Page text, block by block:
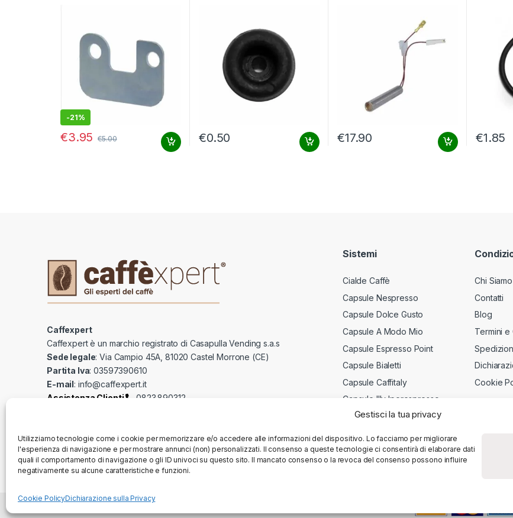
Gestisci la tua privacy
Utilizziamo tecnologie come i cookie per memorizzare e/o accedere alle informazioni del dispositivo. Lo facciamo per migliorare
l'esperienza di navigazione e per mostrare annunci (non) personalizzati. Il consenso a queste tecnologie ci consentirà di elaborare dati
quali il comportamento di navigazione o gli ID univoci su questo sito. Il mancato consenso o la revoca del consenso possono influire
negativamente su alcune caratteristiche e funzioni.
Cookie PolicyDichiarazione sulla Privacy
-21%
€3.95 €5.00 €0.50 €17.90 €1.85
Caffexpert
Caffexpert è un marchio registrato di Casapulla Vending s.a.s
Sede legale: Via Campio 45A, 81020 Castel Morrone (CE)
Partita Iva: 03597390610
E-mail: info@caffexpert.it
Assistenza Clienti
0823.890312
Sistemi
Cialde Caffè
Capsule Nespresso
Capsule Dolce Gusto
Capsule A Modo Mio
Capsule Espresso Point
Capsule Bialetti
Capsule Caffitaly
Capsule Illy Iperespresso
Chi Siamo
Contatti
Blog
Termini e
Cookie
Caffexpert - All Rights Reserved